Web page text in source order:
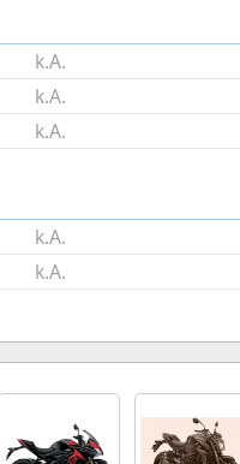
k.A.
k.A.
k.A.
k.A.
k.A.